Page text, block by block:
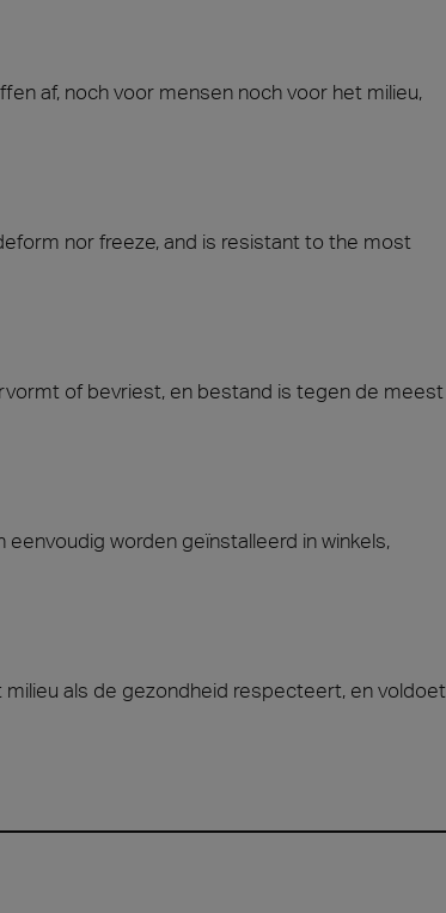
af, noch voor mensen noch voor het milieu,
nor freeze, and is resistant to the most
of bevriest, en bestand is tegen de meest
worden geïnstalleerd in winkels,
als de gezondheid respecteert, en voldoet